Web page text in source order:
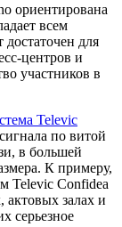
ориентирована
всем
для
центров и
участников в
Televic
по витой
в большей
К примеру,
Televic Confidea
актовых залах и
серьезное